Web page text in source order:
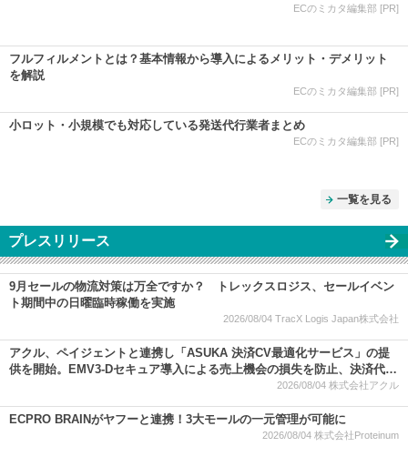
ECのミカタ編集部 [PR]
フルフィルメントとは？基本情報から導入によるメリット・デメリット
を解説
ECのミカタ編集部 [PR]
小ロット・小規模でも対応している発送代行業者まとめ
ECのミカタ編集部 [PR]
一覧を見る
プレスリリース
9月セールの物流対策は万全ですか？ トレックスロジス、セールイベン
ト期間中の日曜臨時稼働を実施
2026/08/04 TracX Logis Japan株式会社
アクル、ペイジェントと連携し「ASUKA 決済CV最適化サービス」の提
供を開始。EMV3-Dセキュア導入による売上機会の損失を防止、決済代行
2026/08/04 株式会社アクル
ECPRO BRAINがヤフーと連携！3大モールの一元管理が可能に
2026/08/04 株式会社Proteinum